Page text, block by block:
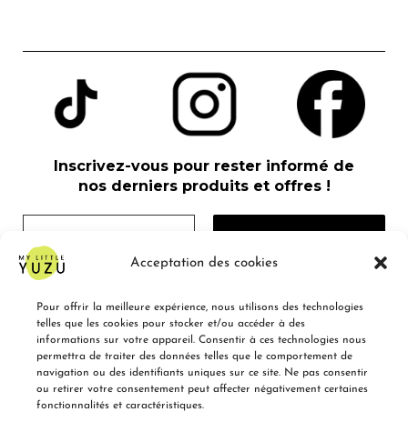
Acceptation des cookies
Pour offrir la meilleure expérience, nous utilisons des technologies
telles que les cookies pour stocker et/ou accéder à des
informations sur votre appareil. Consentir à ces technologies nous
permettra de traiter des données telles que le comportement de
navigation ou des identifiants uniques sur ce site. Ne pas consentir
ou retirer votre consentement peut affecter négativement certaines
fonctionnalités et caractéristiques.
Inscrivez-vous pour rester informé de
nos derniers produits et offres !
Nous ne spammons pas ! Consultez notre
politique de confidentialitépour plus
d’informations.